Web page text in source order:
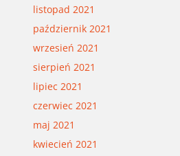
listopad 2021
październik 2021
wrzesień 2021
sierpień 2021
lipiec 2021
czerwiec 2021
maj 2021
kwiecień 2021